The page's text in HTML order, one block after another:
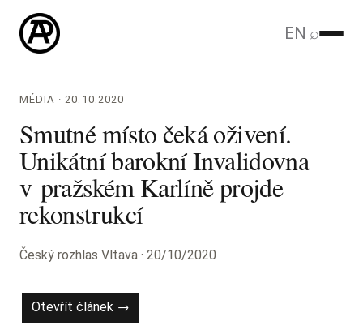
EN ⌕
MÉDIA · 20.10.2020
Smutné místo čeká oživení.
Unikátní barokní Invalidovna
v pražském Karlíně projde
rekonstrukcí
Český rozhlas Vltava · 20/10/2020
Otevřít článek →